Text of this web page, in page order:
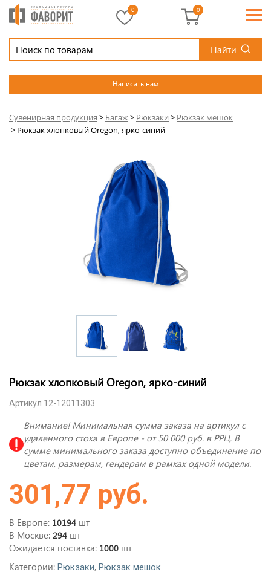
Найти
Написать нам
0 0
Сувенирная продукция > Багаж > Рюкзаки > Рюкзак мешок
> Рюкзак хлопковый Oregon, ярко-синий
Рюкзак хлопковый Oregon, ярко-синий
Артикул 12-12011303
Внимание! Минимальная сумма заказа на артикул с
удаленного стока в Европе - от 50 000 руб. в РРЦ. В
сумме минимального заказа доступно объединение по
цветам, размерам, гендерам в рамках одной модели.
301,77 руб.
В Европе: 10194 шт
В Москве: 294 шт
Ожидается поставка: 1000 шт
Категории: Рюкзаки, Рюкзак мешок